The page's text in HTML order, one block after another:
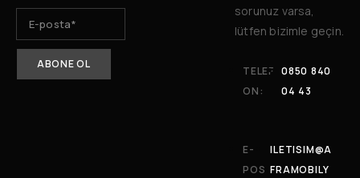
sorunuz varsa,
lütfen bizimle geçin.
TELEF
ON:
0850 840
04 43
E-
POS
ILETISIM@A
FRAMOBILY